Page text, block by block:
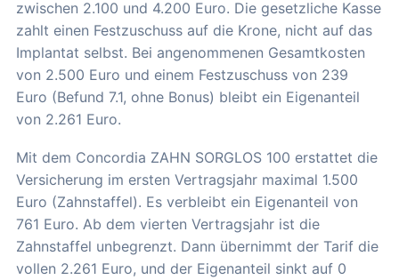
zwischen 2.100 und 4.200 Euro. Die gesetzliche Kasse
zahlt einen Festzuschuss auf die Krone, nicht auf das
Implantat selbst. Bei angenommenen Gesamtkosten
von 2.500 Euro und einem Festzuschuss von 239
Euro (Befund 7.1, ohne Bonus) bleibt ein Eigenanteil
von 2.261 Euro.
Mit dem Concordia ZAHN SORGLOS 100 erstattet die
Versicherung im ersten Vertragsjahr maximal 1.500
Euro (Zahnstaffel). Es verbleibt ein Eigenanteil von
761 Euro. Ab dem vierten Vertragsjahr ist die
Zahnstaffel unbegrenzt. Dann übernimmt der Tarif die
vollen 2.261 Euro, und der Eigenanteil sinkt auf 0